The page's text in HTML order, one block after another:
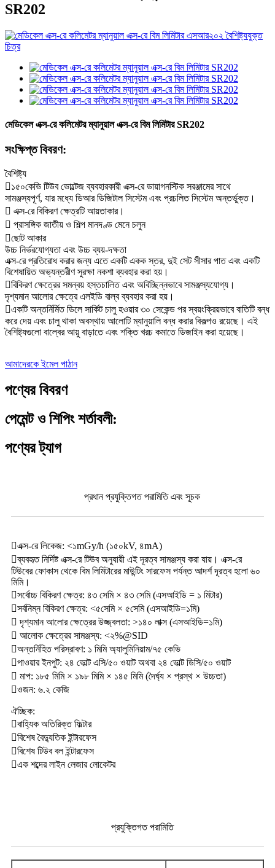
SR202
মেডিকেল এক্স-রে কলিমেটর ম্যানুয়াল এক্স-রে বিম লিমিটার SR202
সংক্ষিপ্ত বিবরণ:
বৈশিষ্ট্য
১৫০কেভি টিউব ভোল্টেজ ব্যবহারকারী এক্স-রে ডায়াগনস্টিক সরঞ্জামের সাথে
সামঞ্জস্যপূর্ণ, যার মধ্যে ডিআর ডিজিটাল সিস্টেম এবং প্রচলিত সিস্টেম অন্তর্ভুক্ত।
 এক্স-রে বিকিরণ ক্ষেত্রটি আয়তাকার।
 প্রাসঙ্গিক জাতীয় ও শিল্প মানদণ্ড মেনে চলুন
ছোট আকার
উচ্চ নির্ভরযোগ্যতা এবং উচ্চ ব্যয়-দক্ষতা
এক্স-রে প্রতিরোধ করার জন্য এতে একটি একক স্তর, দুই সেট সীসার পাত এবং একটি
বিশেষায়িত অভ্যন্তরীণ সুরক্ষা নকশা ব্যবহার করা হয়।
বিকিরণ ক্ষেত্রের সমন্বয় হস্তচালিত এবং অবিচ্ছিন্নভাবে সামঞ্জস্যযোগ্য।
দৃশ্যমান আলোর ক্ষেত্রে এলইডি বাল্ব ব্যবহার করা হয়।
একটি অন্তর্নির্মিত ডিলে সার্কিট চালু হওয়ার ৩০ সেকেন্ড পর স্বয়ংক্রিয়ভাবে বাতিটি বন্ধ
করে দেয় এবং চালু থাকা অবস্থায় আলোটি ম্যানুয়ালি বন্ধ করার বিকল্পও রয়েছে। এই
বৈশিষ্ট্যগুলো বাল্বের আয়ু বাড়াতে এবং শক্তি খরচ কমাতে ডিজাইন করা হয়েছে।
আমাদেরকে ইমেল পাঠান
পণ্যের বিবরণ
পেমেন্ট ও শিপিং শর্তাবলী:
পণ্যের ট্যাগ
প্রধান প্রযুক্তিগত পরামিতি এবং সূচক
এক্স-রে লিকেজ: <১mGy/h (১৫০kV, ৪mA)
ব্যবহৃত নির্দিষ্ট এক্স-রে টিউব অনুযায়ী এই দূরত্ব সামঞ্জস্য করা যায়। এক্স-রে
টিউবের ফোকাস থেকে বিম লিমিটারের মাউন্টিং সারফেস পর্যন্ত আদর্শ দূরত্ব হলো ৬০
মিমি।
সর্বোচ্চ বিকিরণ ক্ষেত্র: ৪৩ সেমি × ৪৩ সেমি (এসআইডি = ১ মিটার)
সর্বনিম্ন বিকিরণ ক্ষেত্র: <৫সেমি × ৫সেমি (এসআইডি=১মি)
 দৃশ্যমান আলোর ক্ষেত্রের উজ্জ্বলতা: >১৪০ লাক্স (এসআইডি=১মি)
 আলোক ক্ষেত্রের সামঞ্জস্য: <২%@SID
অন্তর্নিহিত পরিস্রাবণ: ১ মিমি অ্যালুমিনিয়াম/৭৫ কেভি
পাওয়ার ইনপুট: ২৪ ভোল্ট এসি/৫০ ওয়াট অথবা ২৪ ভোল্ট ডিসি/৫০ ওয়াট
 মাপ: ১৮৫ মিমি × ১৯৮ মিমি × ১৪৫ মিমি (দৈর্ঘ্য × প্রস্থ × উচ্চতা)
ওজন: ৬.২ কেজি
ঐচ্ছিক:
বাহ্যিক অতিরিক্ত ফিল্টার
বিশেষ বৈদ্যুতিক ইন্টারফেস
বিশেষ টিউব বল ইন্টারফেস
এক শব্দের লাইন লেজার লোকেটর
প্রযুক্তিগত পরামিতি